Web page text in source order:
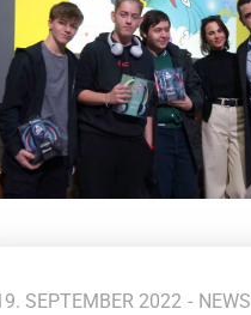
SEPTEMBER 2022 - NEWS